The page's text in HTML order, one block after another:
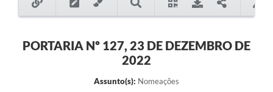
PORTARIA Nº 127, 23 DE DEZEMBRO DE
2022
Assunto(s): Nomeações